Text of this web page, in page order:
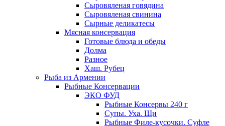
Сыровяленая говядина
Сыровяленая свинина
Сырные деликатесы
Мясная консервация
Готовые блюда и обеды
Долма
Разное
Хаш. Рубец
Рыба из Армении
Рыбные Консервации
ЭКО ФУД
Рыбные Консервы 240 г
Супы. Уха. Щи
Рыбные Филе-кусочки. Суфле